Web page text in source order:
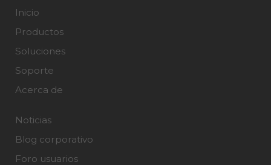
Inicio
Productos
Soluciones
Soporte
Acerca de
Noticias
Blog corporativo
Foro usuarios